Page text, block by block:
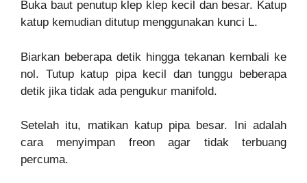
Buka baut penutup klep klep kecil dan besar. Katup
katup kemudian ditutup menggunakan kunci L.
Biarkan beberapa detik hingga tekanan kembali ke
nol. Tutup katup pipa kecil dan tunggu beberapa
detik jika tidak ada pengukur manifold.
Setelah itu, matikan katup pipa besar. Ini adalah
cara menyimpan freon agar tidak terbuang
percuma.